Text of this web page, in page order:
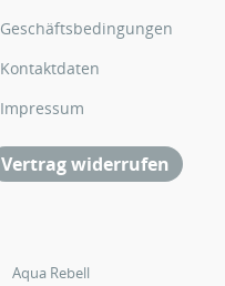
Geschäftsbedingungen
Kontaktdaten
Impressum
Vertrag widerrufen
Aqua Rebell